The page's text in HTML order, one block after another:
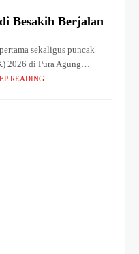
Besakih Berjalan
sekaligus puncak
2026 di Pura Agung
pada Kamis (2/4/2026).
READING